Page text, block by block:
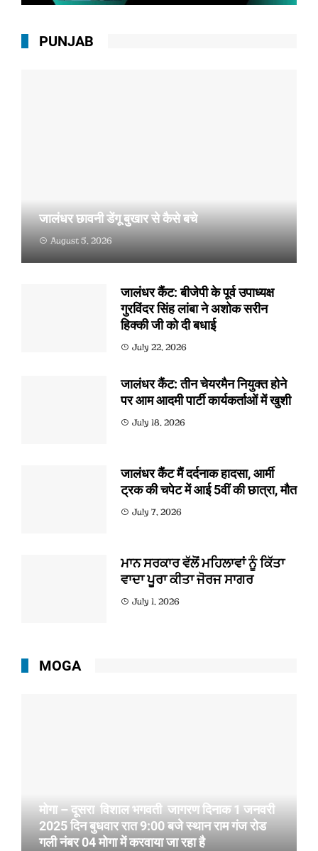
PUNJAB
जालंधर छावनी डेंगू बुखार से कैसे बचे
August 5, 2026
जालंधर छावनी (राहुल अग्रवाल, संजीव गर्ग) :- जालंधर छावनी
जालंधर कैंट: बीजेपी के पूर्व उपाध्यक्ष
गुरविंदर सिंह लांबा ने अशोक सरीन
हिक्की जी को दी बधाई
July 22, 2026
जालंधर कैंट: तीन चेयरमैन नियुक्त होने
पर आम आदमी पार्टी कार्यकर्ताओं में खुशी
July 18, 2026
जालंधर कैंट मैं दर्दनाक हादसा, आर्मी
ट्रक की चपेट में आई 5वीं की छात्रा, मौत
July 7, 2026
ਮਾਨ ਸਰਕਾਰ ਵੱਲੋਂ ਮਹਿਲਾਵਾਂ ਨੂੰ ਕਿੱਤਾ
ਵਾਦਾ ਪੂਰਾ ਕੀਤਾ ਜੋਰਜ ਸਾਗਰ
July 1, 2026
MOGA
मोगा – दूसरा विशाल भगवती जागरण दिनाक 1 जनवरी
2025 दिन बुधवार रात 9:00 बजे स्थान राम गंज रोड
गली नंबर 04 मोगा में करवाया जा रहा है